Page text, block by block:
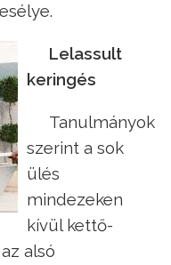
Lelassult
keringés
Tanulmányok
szerint a sok
ülés
mindezeken
kívül kettő-
alsó